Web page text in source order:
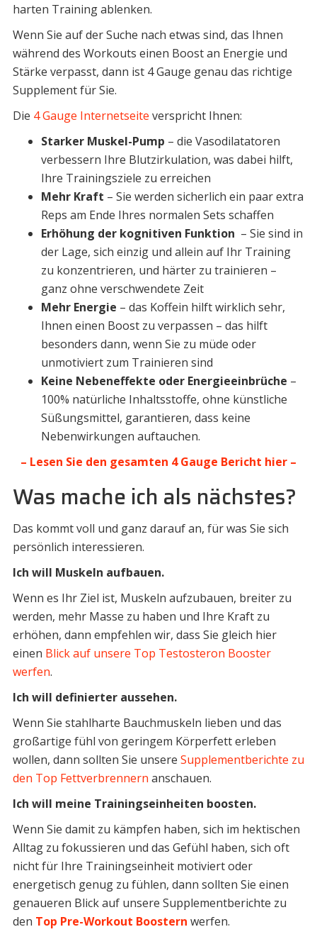
harten Training ablenken.
Wenn Sie auf der Suche nach etwas sind, das Ihnen
während des Workouts einen Boost an Energie und
Stärke verpasst, dann ist 4 Gauge genau das richtige
Supplement für Sie.
Die 4 Gauge Internetseite verspricht Ihnen:
Starker Muskel-Pump – die Vasodilatatoren
verbessern Ihre Blutzirkulation, was dabei hilft,
Ihre Trainingsziele zu erreichen
Mehr Kraft – Sie werden sicherlich ein paar extra
Reps am Ende Ihres normalen Sets schaffen
Erhöhung der kognitiven Funktion – Sie sind in
der Lage, sich einzig und allein auf Ihr Training
zu konzentrieren, und härter zu trainieren –
ganz ohne verschwendete Zeit
Mehr Energie – das Koffein hilft wirklich sehr,
Ihnen einen Boost zu verpassen – das hilft
besonders dann, wenn Sie zu müde oder
unmotiviert zum Trainieren sind
Keine Nebeneffekte oder Energieeinbrüche –
100% natürliche Inhaltsstoffe, ohne künstliche
Süßungsmittel, garantieren, dass keine
Nebenwirkungen auftauchen.
– Lesen Sie den gesamten 4 Gauge Bericht hier –
Was mache ich als nächstes?
Das kommt voll und ganz darauf an, für was Sie sich
persönlich interessieren.
Ich will Muskeln aufbauen.
Wenn es Ihr Ziel ist, Muskeln aufzubauen, breiter zu
werden, mehr Masse zu haben und Ihre Kraft zu
erhöhen, dann empfehlen wir, dass Sie gleich hier
einen Blick auf unsere Top Testosteron Booster
werfen.
Ich will definierter aussehen.
Wenn Sie stahlharte Bauchmuskeln lieben und das
großartige fühl von geringem Körperfett erleben
wollen, dann sollten Sie unsere Supplementberichte zu
den Top Fettverbrennern anschauen.
Ich will meine Trainingseinheiten boosten.
Wenn Sie damit zu kämpfen haben, sich im hektischen
Alltag zu fokussieren und das Gefühl haben, sich oft
nicht für Ihre Trainingseinheit motiviert oder
energetisch genug zu fühlen, dann sollten Sie einen
genaueren Blick auf unsere Supplementberichte zu
den Top Pre-Workout Boostern werfen.